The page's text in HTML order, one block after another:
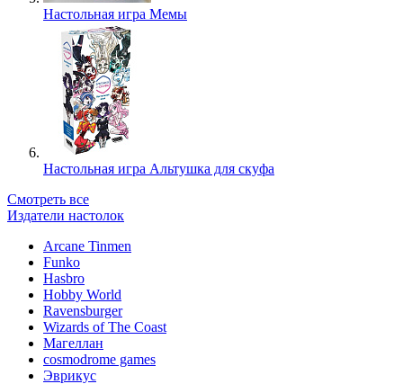
Настольная игра Мемы
Настольная игра Альтушка для скуфа
Смотреть все
Издатели настолок
Arcane Tinmen
Funko
Hasbro
Hobby World
Ravensburger
Wizards of The Coast
Магеллан
сosmodrome games
Эврикус